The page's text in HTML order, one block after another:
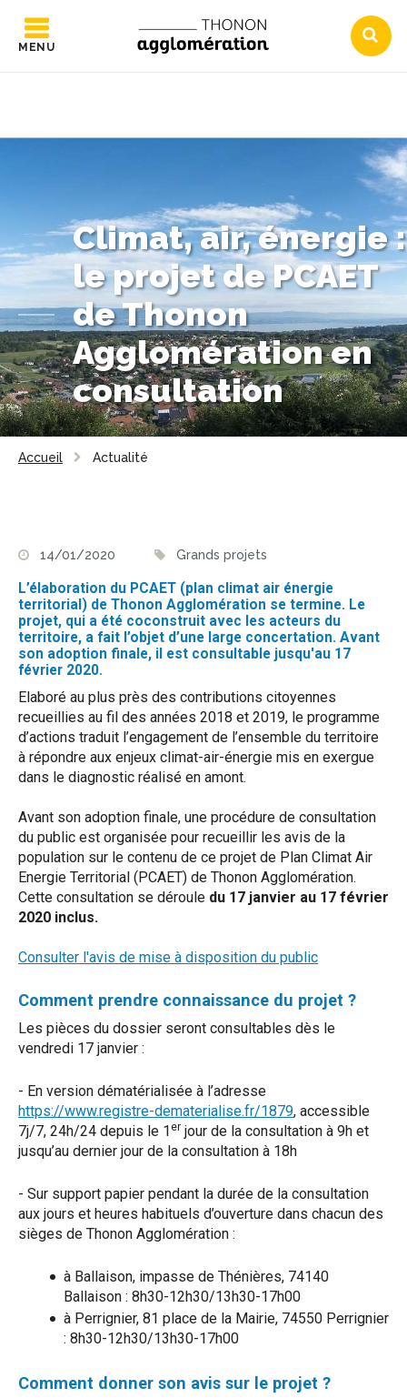
MENU
Climat, air, énergie :
le projet de PCAET
de Thonon
Agglomération en
consultation
Accueil Actualité
14/01/2020 Grands projets
L’élaboration du PCAET (plan climat air énergie
territorial) de Thonon Agglomération se termine. Le
projet, qui a été coconstruit avec les acteurs du
territoire, a fait l’objet d’une large concertation. Avant
son adoption finale, il est consultable jusqu'au 17
février 2020.
Elaboré au plus près des contributions citoyennes
recueillies au fil des années 2018 et 2019, le programme
d’actions traduit l’engagement de l’ensemble du territoire
à répondre aux enjeux climat-air-énergie mis en exergue
dans le diagnostic réalisé en amont.
Avant son adoption finale, une procédure de consultation
du public est organisée pour recueillir les avis de la
population sur le contenu de ce projet de Plan Climat Air
Energie Territorial (PCAET) de Thonon Agglomération.
Cette consultation se déroule du 17 janvier au 17 février
2020 inclus.
Consulter l'avis de mise à disposition du public
Comment prendre connaissance du projet ?
Les pièces du dossier seront consultables dès le
vendredi 17 janvier :
- En version dématérialisée à l’adresse
https://www.registre-dematerialise.fr/1879, accessible
7j/7, 24h/24 depuis le 1 er jour de la consultation à 9h et
jusqu’au dernier jour de la consultation à 18h
- Sur support papier pendant la durée de la consultation
aux jours et heures habituels d’ouverture dans chacun des
sièges de Thonon Agglomération :
à Ballaison, impasse de Thénières, 74140
Ballaison : 8h30-12h30/13h30-17h00
à Perrignier, 81 place de la Mairie, 74550 Perrignier
: 8h30-12h30/13h30-17h00
Comment donner son avis sur le projet ?